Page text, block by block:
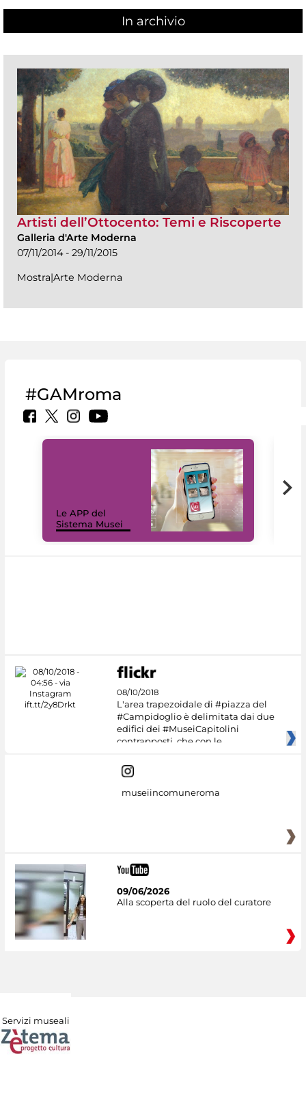
In archivio
Artisti dell’Ottocento: Temi e Riscoperte
Galleria d'Arte Moderna
07/11/2014 - 29/11/2015
Mostra|Arte Moderna
#GAMroma
Le APP del
Sistema Musei
08/10/2018
L'area trapezoidale di #piazza del
#Campidoglio è delimitata dai due
edifici dei #MuseiCapitolini
contrapposti, che con le
museiincomuneroma
09/06/2026
Alla scoperta del ruolo del curatore
Servizi museali